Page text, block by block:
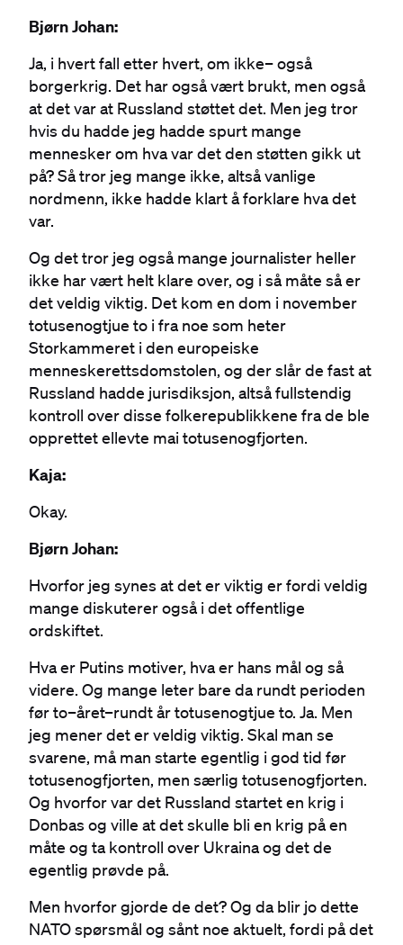
Bjørn Johan:
Ja, i hvert fall etter hvert, om ikke– også
borgerkrig. Det har også vært brukt, men også
at det var at Russland støttet det. Men jeg tror
hvis du hadde jeg hadde spurt mange
mennesker om hva var det den støtten gikk ut
på? Så tror jeg mange ikke, altså vanlige
nordmenn, ikke hadde klart å forklare hva det
var.
Og det tror jeg også mange journalister heller
ikke har vært helt klare over, og i så måte så er
det veldig viktig. Det kom en dom i november
totusenogtjue to i fra noe som heter
Storkammeret i den europeiske
menneskerettsdomstolen, og der slår de fast at
Russland hadde jurisdiksjon, altså fullstendig
kontroll over disse folkerepublikkene fra de ble
opprettet ellevte mai totusenogfjorten.
Kaja:
Okay.
Bjørn Johan:
Hvorfor jeg synes at det er viktig er fordi veldig
mange diskuterer også i det offentlige
ordskiftet.
Hva er Putins motiver, hva er hans mål og så
videre. Og mange leter bare da rundt perioden
før to–året–rundt år totusenogtjue to. Ja. Men
jeg mener det er veldig viktig. Skal man se
svarene, må man starte egentlig i god tid før
totusenogfjorten, men særlig totusenogfjorten.
Og hvorfor var det Russland startet en krig i
Donbas og ville at det skulle bli en krig på en
måte og ta kontroll over Ukraina og det de
egentlig prøvde på.
Men hvorfor gjorde de det? Og da blir jo dette
NATO spørsmål og sånt noe aktuelt, fordi på det